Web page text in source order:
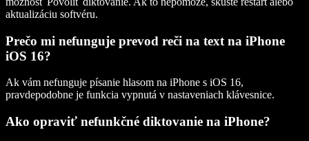
aktualizáciu softvéru.
Prečo mi nefunguje prevod reči na text na iPhone
iOS 16?
Ak vám nefunguje písanie hlasom na iPhone s iOS 16,
pravdepodobne je funkcia vypnutá v nastaveniach klávesnice.
Ako opraviť nefunkčné diktovanie na iPhone?